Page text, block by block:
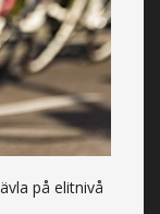
på elitnivå